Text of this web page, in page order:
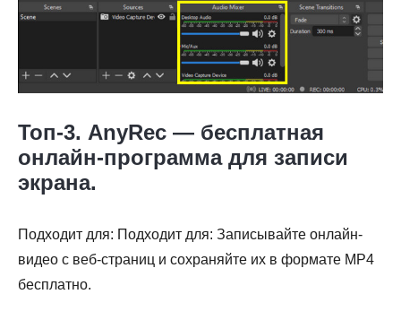
Топ-3. AnyRec — бесплатная
онлайн-программа для записи
экрана.
Подходит для: Подходит для: Записывайте онлайн-
видео с веб-страниц и сохраняйте их в формате MP4
бесплатно.